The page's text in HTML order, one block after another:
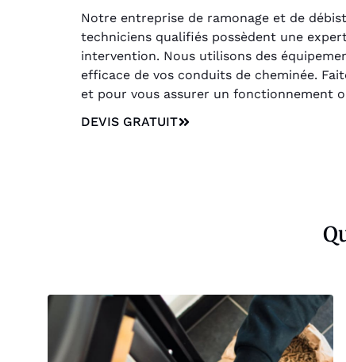
Notre entreprise de ramonage et de
techniciens qualifiés possèdent une
intervention. Nous utilisons des
efficace de vos conduits de cheminée.
et pour vous assurer un fonctionnement
DEVIS GRATUIT